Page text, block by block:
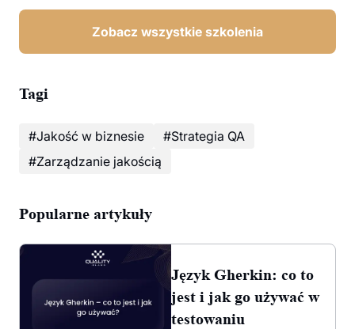
Zobacz wszystkie szkolenia
Tagi
#Jakość w biznesie
#Strategia QA
#Zarządzanie jakością
Popularne artykuły
Język Gherkin: co to
jest i jak go używać w
testowaniu